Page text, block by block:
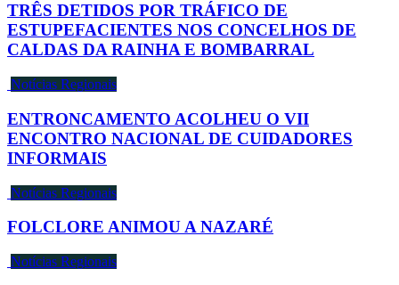
TRÊS DETIDOS POR TRÁFICO DE
ESTUPEFACIENTES NOS CONCELHOS DE
CALDAS DA RAINHA E BOMBARRAL
Notícias Regionais
ENTRONCAMENTO ACOLHEU O VII
ENCONTRO NACIONAL DE CUIDADORES
INFORMAIS
Notícias Regionais
FOLCLORE ANIMOU A NAZARÉ
Notícias Regionais